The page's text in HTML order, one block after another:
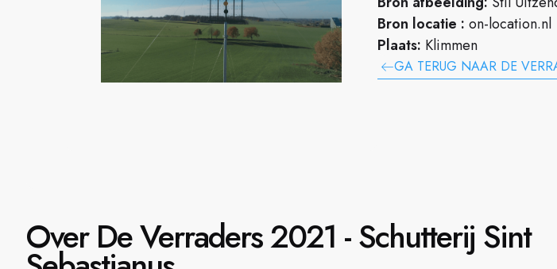
Bron locatie : on-location.nl
Plaats: Klimmen
GA TERUG NAAR DE
Over De Verraders 2021 - Schutterij Sint